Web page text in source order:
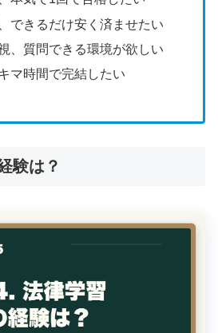
できるだけ安く済ませたい
、質問できる環境が欲しい
マ時間で完結したい
験は？